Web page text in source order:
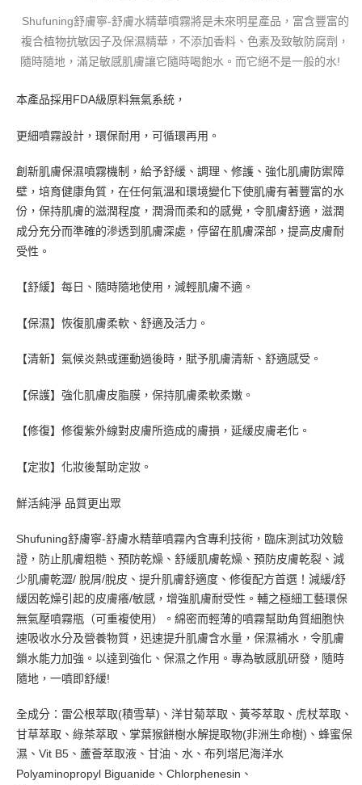
Shufuning舒膚寧-舒膚水精華噴霧將是未來明星產品，富含豐富的
複合植物抗敏因子及保濕精華，不添加香料、色素及致敏防腐劑，
隨時隨地，滿足敏感肌膚讓它隨時喝飽水。而它絕不是一般的水!
本產品採用FDA級原料無氣系統，
更細噴霧設計，環保耐用，可循環再用。
創新肌膚保濕噴霧機制，給予舒緩、調理、修護、強化肌膚防禦障
壁，培育健康角質，在任何氣溫和環境變化下使肌膚有著豐富的水
份，保持肌膚的滋潤程度，潤滑而柔和的感覺，令肌膚舒適，滋潤
成分充分而準確的滲透到肌膚深處，停留在肌膚深部，提高皮膚耐
受性。
【舒緩】每日、隨時隨地使用，減輕肌膚不適。
【保濕】恢復肌膚柔軟、舒適及活力。
【清新】氣候炎熱或運動過後時，賦予肌膚清新、舒適感受。
【保護】強化肌膚皮脂膜，保持肌膚柔軟柔嫩。
【修復】修復紫外線對皮膚所造成的膚損，延緩皮膚老化。
【定妝】化妝後幫助定妝。
鮮活純淨 品質更出眾
Shufuning舒膚寧-舒膚水精華噴霧內含專利技術，臨床測試功效驗
證， 防止肌膚粗糙、預防乾燥、舒緩肌膚乾燥、預防皮膚乾裂、減
少肌膚乾澀/ 脫屑/脫皮 、 提升肌膚舒適度 、 修復配方首選！​ 減緩/舒
緩因乾燥引起的皮膚癢/敏感 ，增強肌膚耐受性。輔之極細工藝環保
無氣壓噴霧瓶（可重複使用）。綿密而輕薄的噴霧幫助角質細胞快
速吸收水分及營養物質，迅速提升肌膚含水量，保濕補水，令肌膚
鎖水能力加強。以達到強化、保濕之作用。專為敏感肌研發，隨時
隨地，一噴即舒緩!
全成分：雷公根萃取(積雪草)、洋甘菊萃取、黃芩萃取、虎杖萃取、
甘草萃取、綠茶萃取、掌葉猴餅樹水解提取物(非洲生命樹)、蜂蜜保
濕、Vit B5、蘆薈萃取液、甘油、水、布列塔尼海洋水
Polyaminopropyl Biguanide、Chlorphenesin、